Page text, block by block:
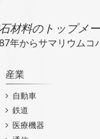
材料のトップメ
年からサマリウムコ
産業
自動車
鉄道
医療機器